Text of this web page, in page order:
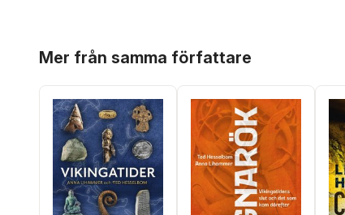
Mer från samma författare